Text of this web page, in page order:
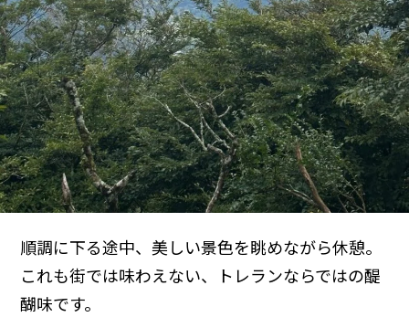
順調に下る途中、美しい景色を眺めながら休憩。
これも街では味わえない、トレランならではの醍
醐味です。